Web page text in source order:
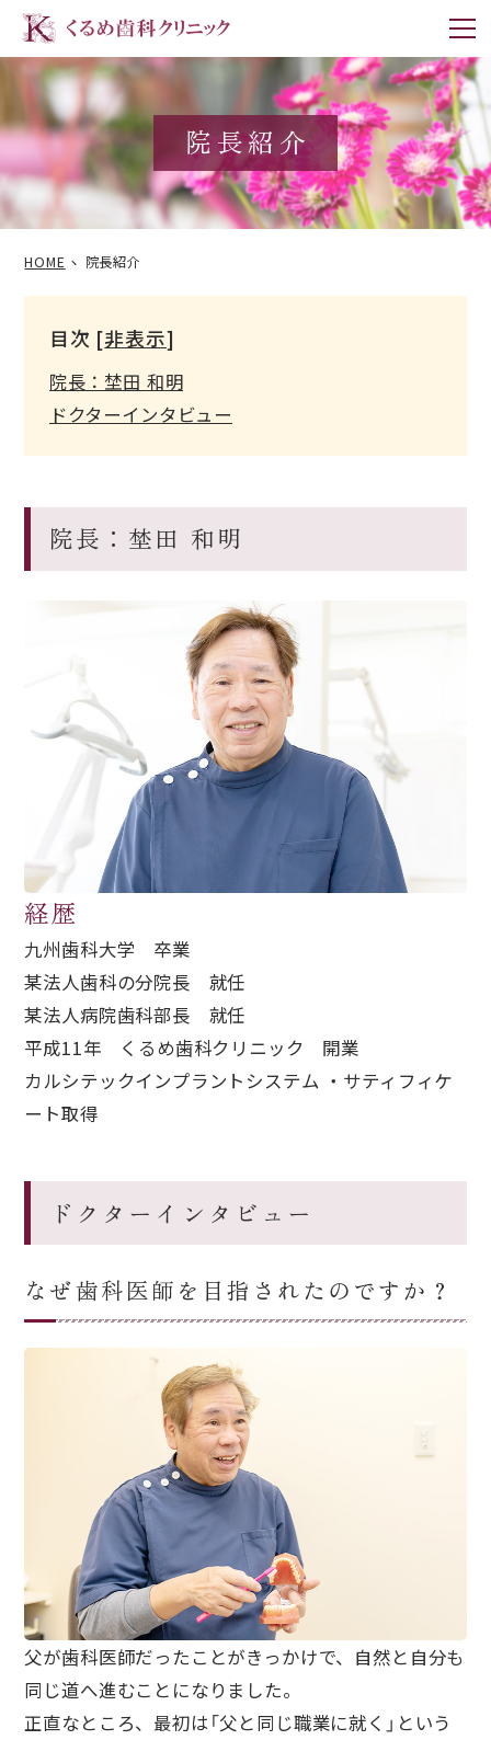
院長紹介
HOME 院長紹介
目次 [非表示]
院長：埜田 和明
ドクターインタビュー
院長：埜田 和明
経歴
九州歯科大学 卒業
某法人歯科の分院長 就任
某法人病院歯科部長 就任
平成11年 くるめ歯科クリニック 開業
カルシテックインプラントシステム ・サティフィケ
ート取得
ドクターインタビュー
なぜ歯科医師を目指されたのですか？
父が歯科医師だったことがきっかけで、自然と自分も
同じ道へ進むことになりました。
正直なところ、最初は「父と同じ職業に就く」という